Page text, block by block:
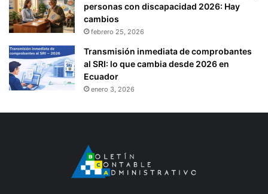
personas con discapacidad 2026: Hay
cambios
febrero 25, 2026
Transmisión inmediata de comprobantes
al SRI: lo que cambia desde 2026 en
Ecuador
enero 3, 2026